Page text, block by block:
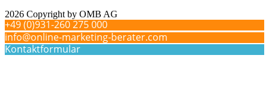
2026 Copyright by OMB AG
+49 (0)931-260 275 000
info@online-marketing-berater.com
Kontaktformular